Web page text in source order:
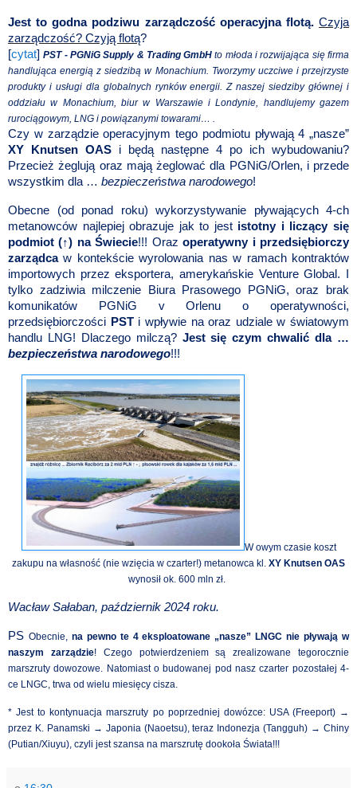
Jest to godna podziwu zarządczość operacyjna flotą. Czyja
zarządczość? Czyją flotą?
[cytat]PST - PGNiG Supply & Trading GmbHto młoda i rozwijająca się firma
handlująca energią z siedzibą w Monachium. Tworzymy uczciwe i przejrzyste
produkty i usługi dla globalnych rynków energii. Z naszej siedziby głównej i
oddziału w Monachium, biur w Warszawie i Londynie, handlujemy gazem
rurociągowym, LNG i powiązanymi towarami… .
Czy w zarządzie operacyjnym tego podmiotu pływają 4 „nasze”
XY Knutsen OAS i będą następne 4 po ich wybudowaniu?
Przecież żeglują oraz mają żeglować dla PGNiG/Orlen, i przede
wszystkim dla … bezpieczeństwa narodowego!
Obecne (od ponad roku) wykorzystywanie pływających 4-ch
metanowców najlepiej obrazuje jak to jest istotny i liczący się
podmiot (↑) na Świecie!!! Orazoperatywny i przedsiębiorczy
zarządcaw kontekście wyrolowania nas w ramach kontraktów
importowych przez eksportera, amerykańskie Venture Global. I
tylko zadziwia milczenie Biura Prasowego PGNiG, oraz brak
komunikatów PGNiG v Orlenu o operatywności,
przedsiębiorczości PSTi wpływie na oraz udziale w światowym
handlu LNG! Dlaczego milczą? Jest się czym chwalić dla …
bezpieczeństwa narodowego!!!
W owym czasie koszt
zakupu na własność (nie wzięcia w czarter!) metanowca kl. XY Knutsen OAS
wynosił ok. 600 mln zł.
Wacław Sałaban, październik 2024 roku.
PS Obecnie, na pewno te 4 eksploatowane „nasze” LNGC nie pływają w
naszym zarządzie! Czego potwierdzeniem są zrealizowane tegorocznie
marszruty dowozowe. Natomiast o budowanej pod nasz czarter pozostałej 4-
ce LNGC, trwa od wielu miesięcy cisza.
* Jest to kontynuacja marszruty po poprzedniej dowózce: USA (Freeport) →
przez K. Panamski → Japonia (Naoetsu), teraz Indonezja (Tangguh) → Chiny
(Putian/Xiuyu), czyli jest szansa na marszrutę dookoła Świata!!!